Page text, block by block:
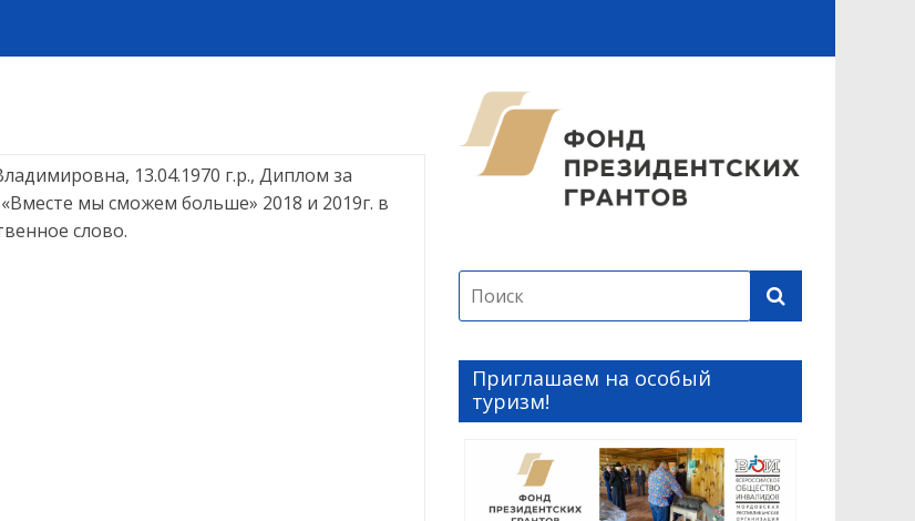
13.04.1970 г.р., Диплом за
мы сможем больше» 2018 и 2019г. в
слово.
Приглашаем на особый
туризм!